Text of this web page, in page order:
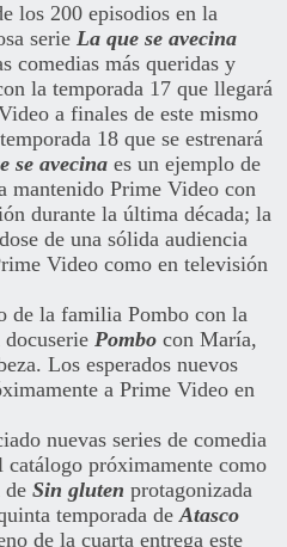
los 200 episodios en la
serie La que se avecina
comedias más queridas y
la temporada 17 que llegará
a finales de este mismo
18 que se estrenará
se avecina es un ejemplo de
mantenido Prime Video con
durante la última década; la
de una sólida audiencia
Video como en televisión
de la familia Pombo con la
Pombo con María,
Los esperados nuevos
a Prime Video en
nuevas series de comedia
catálogo próximamente como
de Sin gluten protagonizada
temporada deAtasco
de la cuarta entrega este